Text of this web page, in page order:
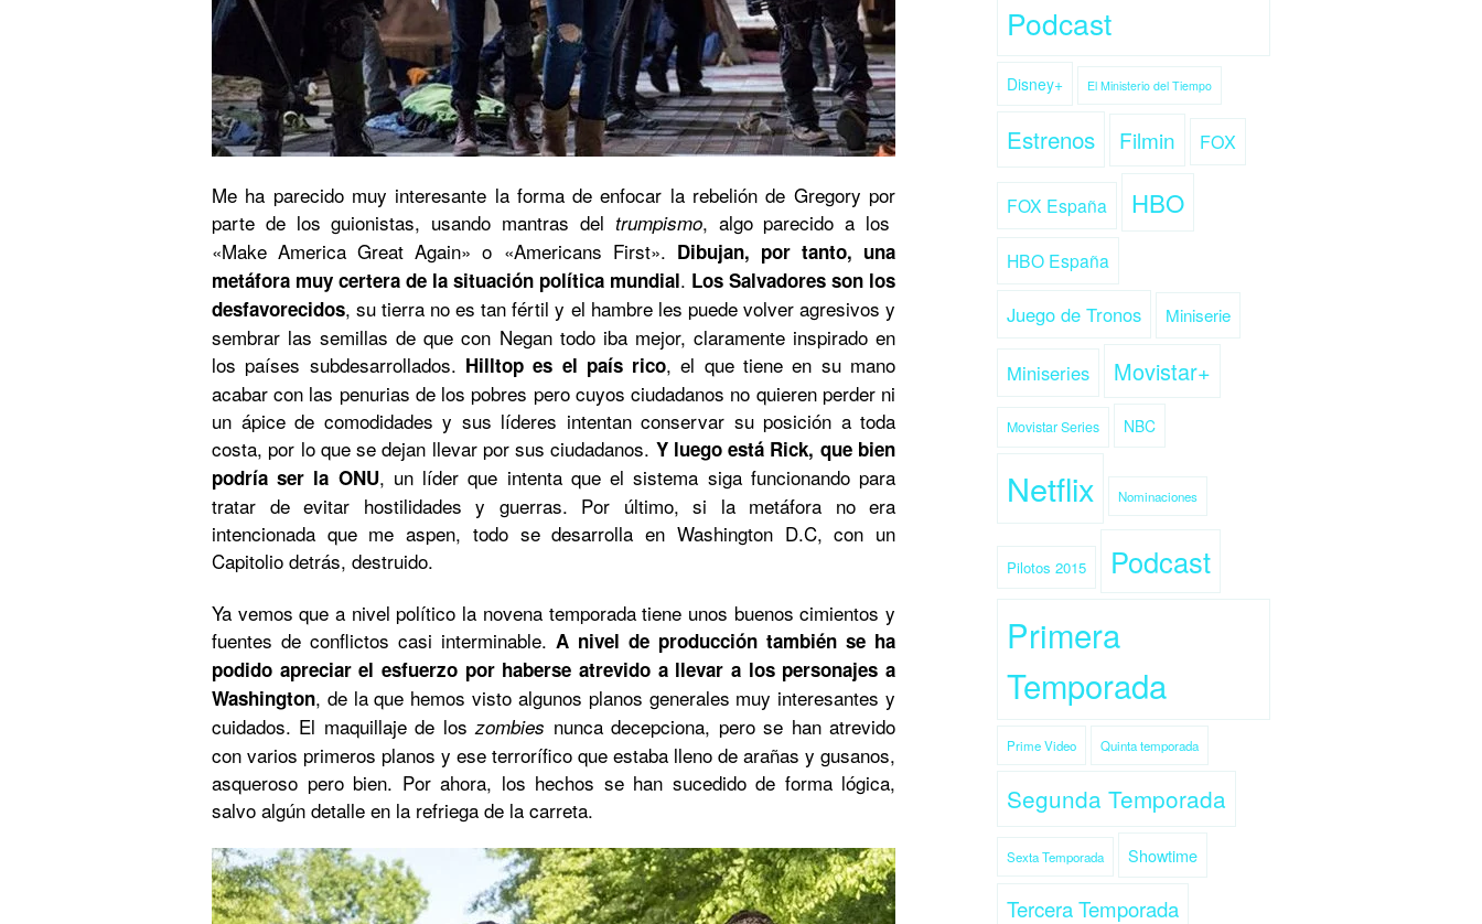
Me ha parecido muy interesante la forma de enfocar la rebelión de Gregory por
parte de los guionistas, usando mantras del trumpismo, algo parecido a los
«Make America Great Again» o «Americans First». Dibujan, por tanto, una
metáfora muy certera de la situación política mundial. Los Salvadores son los
desfavorecidos, su tierra no es tan fértil y el hambre les puede volver agresivos y
sembrar las semillas de que con Negan todo iba mejor, claramente inspirado en
los países subdesarrollados. Hilltop es el país rico, el que tiene en su mano
acabar con las penurias de los pobres pero cuyos ciudadanos no quieren perder ni
un ápice de comodidades y sus líderes intentan conservar su posición a toda
costa, por lo que se dejan llevar por sus ciudadanos. Y luego está Rick, que bien
podría ser la ONU, un líder que intenta que el sistema siga funcionando para
tratar de evitar hostilidades y guerras. Por último, si la metáfora no era
intencionada que me aspen, todo se desarrolla en Washington D.C, con un
Capitolio detrás, destruido.
Ya vemos que a nivel político la novena temporada tiene unos buenos cimientos y
fuentes de conflictos casi interminable. A nivel de producción también se ha
podido apreciar el esfuerzo por haberse atrevido a llevar a los personajes a
Washington, de la que hemos visto algunos planos generales muy interesantes y
cuidados. El maquillaje de loszombies nunca decepciona, pero se han atrevido
con varios primeros planos y ese terrorífico que estaba lleno de arañas y gusanos,
asqueroso pero bien. Por ahora, los hechos se han sucedido de forma lógica,
salvo algún detalle en la refriega de la carreta.
Podcast
Disney+ El Ministerio del Tiempo
Estrenos Filmin FOX
FOX España HBO
HBO España
Juego de Tronos Miniserie
Miniseries Movistar+
Movistar Series NBC
Netflix Nominaciones
Pilotos 2015 Podcast
Primera
Temporada
Prime Video Quinta temporada
Segunda Temporada
Sexta Temporada Showtime
Tercera Temporada